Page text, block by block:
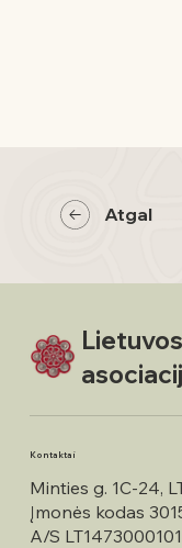
Atgal
Kontaktai
Minties g. 1C-24,
Įmonės kodas
A/S